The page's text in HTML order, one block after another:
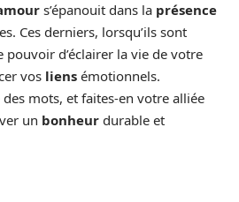
s’épanouit dans la présence
Ces derniers, lorsqu’ils sont
pouvoir d’éclairer la vie de votre
vos liens émotionnels.
mots, et faites-en votre alliée
un bonheur durable et